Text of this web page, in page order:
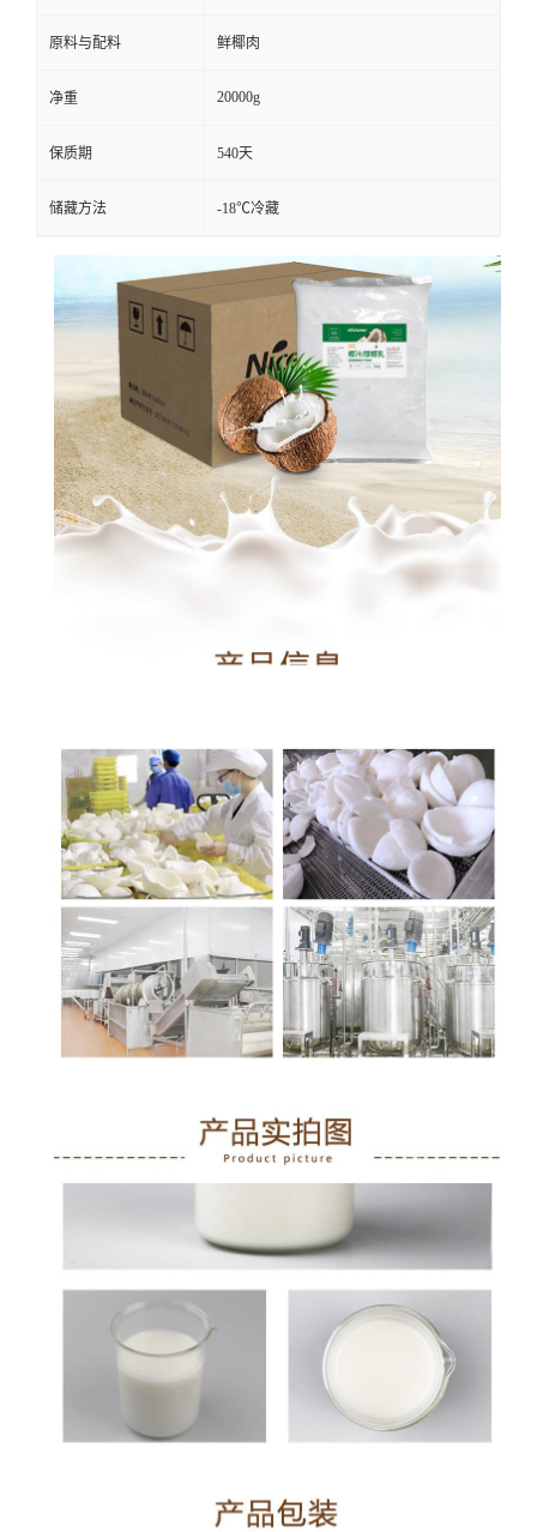
原料与配料 鲜椰肉
净重 20000g
保质期 540天
储藏方法 -18℃冷藏